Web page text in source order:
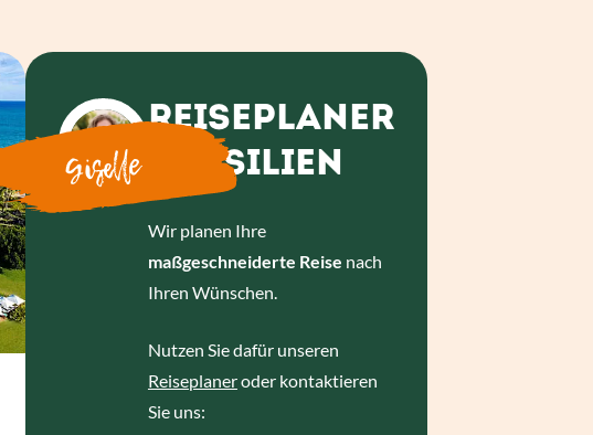
Giselle
REISEPLANER
BRASILIEN
Wir planen Ihre
maßgeschneiderte Reise nach
Ihren Wünschen.
Nutzen Sie dafür unseren
Reiseplaneroder kontaktieren
Sie uns: